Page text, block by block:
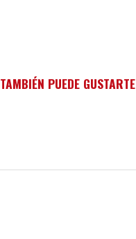
TAMBIÉN PUEDE GUSTARTE